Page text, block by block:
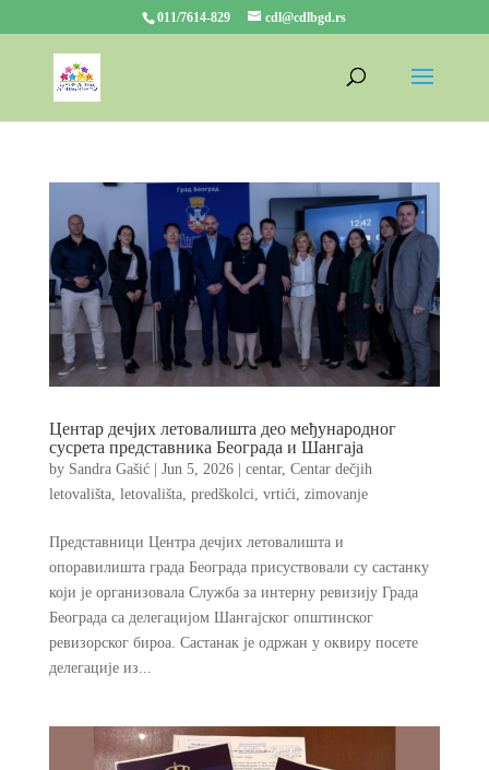
011/7614-829 cdl@cdlbgd.rs
Центар дечјих летовалишта део међународног
сусрета представника Београда и Шангаја
by Sandra Gašić| Jun 5, 2026| centar, Centar dečjih
letovališta, letovališta, predškolci, vrtići, zimovanje
Представници Центра дечјих летовалишта и
опоравилишта града Београда присуствовали су састанку
који је организовала Служба за интерну ревизију Града
Београда са делегацијом Шангајског општинског
ревизорског бироа. Састанак је одржан у оквиру посете
делегације из...